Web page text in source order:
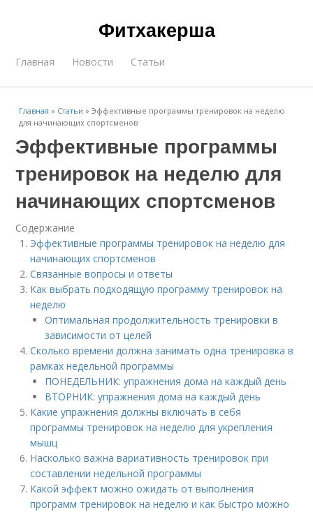
Фитхакерша
Главная Новости Статьи
Главная » Статьи »Эффективные программы тренировок на неделю
для начинающих спортсменов
Эффективные программы
тренировок на неделю для
начинающих спортсменов
Содержание
Эффективные программы тренировок на неделю для
начинающих спортсменов
Связанные вопросы и ответы
Как выбрать подходящую программу тренировок на
неделю
Оптимальная продолжительность тренировки в
зависимости от целей
Сколько времени должна занимать одна тренировка в
рамках недельной программы
ПОНЕДЕЛЬНИК: упражнения дома на каждый день
ВТОРНИК: упражнения дома на каждый день
Какие упражнения должны включать в себя
программы тренировок на неделю для укрепления
мышц
Насколько важна вариативность тренировок при
составлении недельной программы
Какой эффект можно ожидать от выполнения
программ тренировок на неделю и как быстро можно